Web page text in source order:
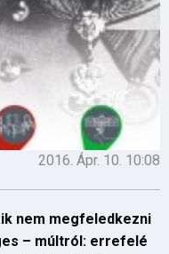
2016. Ápr. 10. 10:08
nem megfeledkezni
– múltról: errefelé